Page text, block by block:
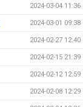
2024-03-04 11:36
2024-03-01 09:38
2024-02-27 12:40
2024-02-15 21:39
2024-02-12 12:59
2024-02-08 12:29